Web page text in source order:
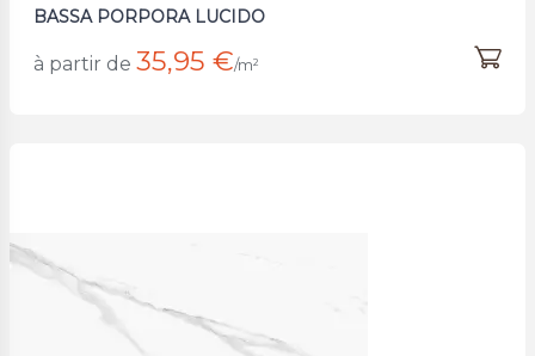
BASSA PORPORA LUCIDO
à partir de 35,95 €/m²